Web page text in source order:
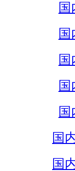
国
国